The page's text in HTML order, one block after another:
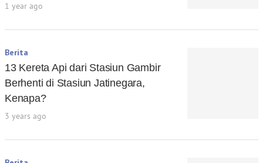
1 year ago
Berita
13 Kereta Api dari Stasiun Gambir
Berhenti di Stasiun Jatinegara,
Kenapa?
3 years ago